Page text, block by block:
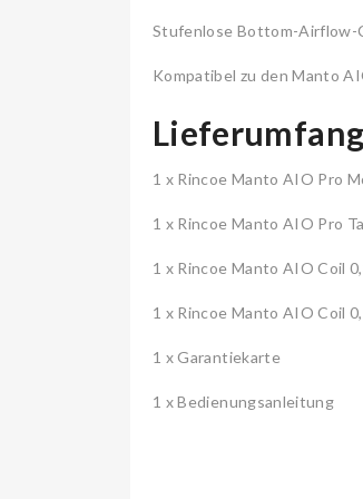
Stufenlose Bottom-Airflow-
Kompatibel zu den Manto
1 x Rincoe Manto AIO Pro
1 x Rincoe Manto AIO Pro
1 x Rincoe Manto AIO Coil
1 x Rincoe Manto AIO Coil
1 x Garantiekarte
1 x Bedienungsanleitung